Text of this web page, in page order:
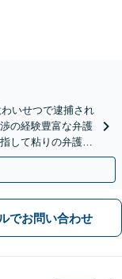
いせつで逮捕され
の経験豊富な弁護
して粘りの弁護活
でお問い合わせ